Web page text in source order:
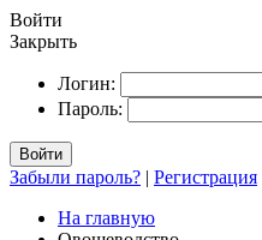
Войти
Закрыть
Логин:
Пароль:
Войти
Забыли пароль? | Регистрация
На главную